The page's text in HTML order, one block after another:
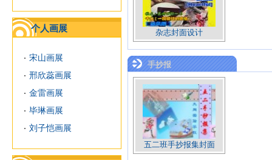
个人画展
宋山画展
邢欣蕊画展
金雷画展
毕琳画展
刘子恺画展
杂志封面设计
手抄报
五二班手抄报集封面